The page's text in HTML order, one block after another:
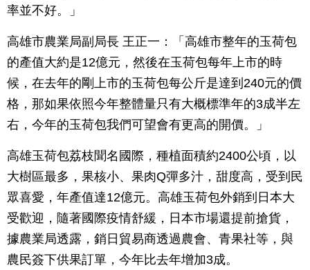
率並不好。」
高雄市農業局副局長 王正一：「高雄市整年的玉荷包
的產值大約是12億元，然後在玉荷包每年上市的時
候，在去年的剛上市的玉荷包每公斤是達到240元的價
格，那如果依照今年整體量只有大概標準年的3成半左
右，今年的玉荷包我們可望會有更高的開價。」
高雄玉荷包荔枝聞名國際，種植面積約2400公頃，以
大樹區最多，果核小、果肉Q彈多汁，甜度高，受到民
眾喜愛，年產值達12億元。高雄玉荷包外銷到日本大
受歡迎，隨著國際疫情舒緩，日本市場還提前搶貨，
據農業局透露，銷日貿易商透過農會、青果社等，與
農民簽下供果訂單，今年比去年增加3成。